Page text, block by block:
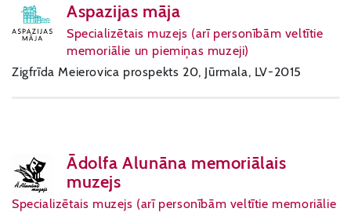
Aspazijas māja
Specializētais muzejs (arī personībām veltītie
memoriālie un piemiņas muzeji)
Zigfrīda Meierovica prospekts 20, Jūrmala, LV-2015
Ādolfa Alunāna memoriālais
muzejs
Specializētais muzejs (arī personībām veltītie memoriālie